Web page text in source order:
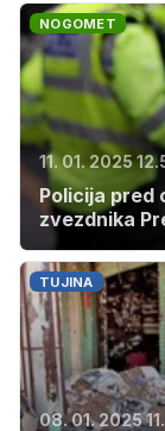
NOGOMET
11. 01. 2025
Policija pred
zvezdnika
TUJINA
08. 01. 2025